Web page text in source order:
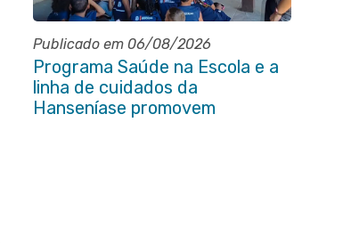
Publicado em 06/08/2026
Programa Saúde na Escola e a
linha de cuidados da
Hanseníase promovem